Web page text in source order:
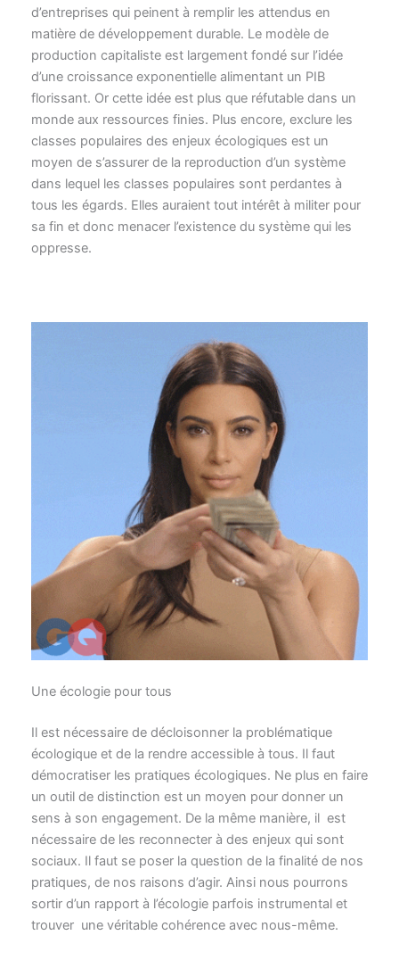
d’entreprises qui peinent à remplir les attendus en
matière de développement durable. Le modèle de
production capitaliste est largement fondé sur l’idée
d’une croissance exponentielle alimentant un PIB
florissant. Or cette idée est plus que réfutable dans un
monde aux ressources finies. Plus encore, exclure les
classes populaires des enjeux écologiques est un
moyen de s’assurer de la reproduction d’un système
dans lequel les classes populaires sont perdantes à
tous les égards. Elles auraient tout intérêt à militer pour
sa fin et donc menacer l’existence du système qui les
oppresse.
Une écologie pour tous
Il est nécessaire de décloisonner la problématique
écologique et de la rendre accessible à tous. Il faut
démocratiser les pratiques écologiques. Ne plus en faire
un outil de distinction est un moyen pour donner un
sens à son engagement. De la même manière, il est
nécessaire de les reconnecter à des enjeux qui sont
sociaux. Il faut se poser la question de la finalité de nos
pratiques, de nos raisons d’agir. Ainsi nous pourrons
sortir d’un rapport à l’écologie parfois instrumental et
trouver une véritable cohérence avec nous-même.